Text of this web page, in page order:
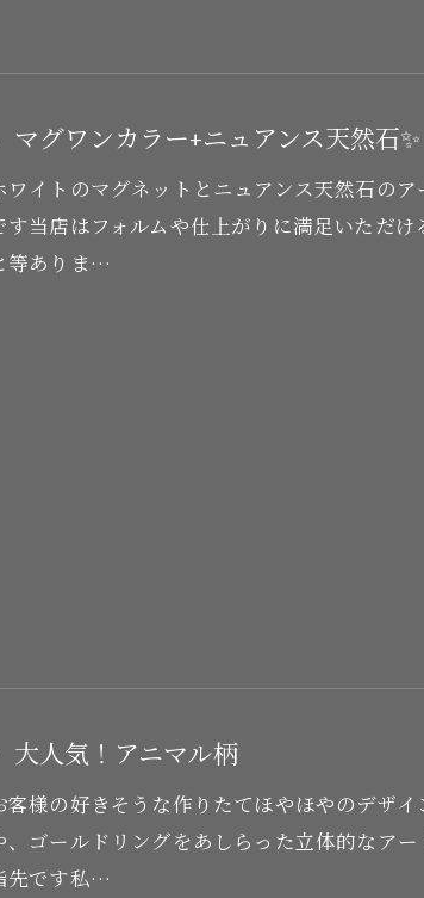
マグワンカラー+ニュアンス天然石✨
ワイトのマグネットとニュアンス天然石の
す当店はフォルムや仕上がりに満足いただ
等ありま…
大人気！アニマル柄
客様の好きそうな作りたてほやほやのデザ
、ゴールドリングをあしらった立体的なア
先です私…